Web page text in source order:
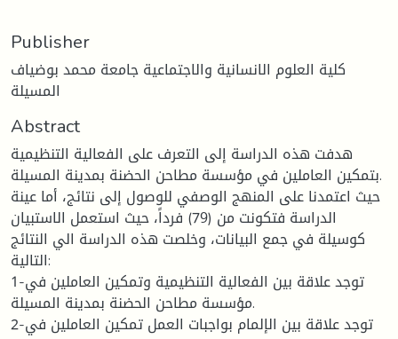
Publisher
كلية العلوم الانسانية والاجتماعية جامعة محمد بوضياف
المسيلة
Abstract
هدفت هذه الدراسة إلى التعرف على الفعالية التنظيمية
بتمكين العاملين في مؤسسة مطاحن الحضنة بمدينة المسيلة.
حيث اعتمدنا على المنهج الوصفي للوصول إلى نتائج، أما عينة
الدراسة فتكونت من (79) فرداً، حيث استعمل الاستبيان
كوسيلة في جمع البيانات، وخلصت هذه الدراسة الي النتائج
التالية:
1-توجد علاقة بين الفعالية التنظيمية وتمكين العاملين في
مؤسسة مطاحن الحضنة بمدينة المسيلة.
2-توجد علاقة بين الإلمام بواجبات العمل تمكين العاملين في